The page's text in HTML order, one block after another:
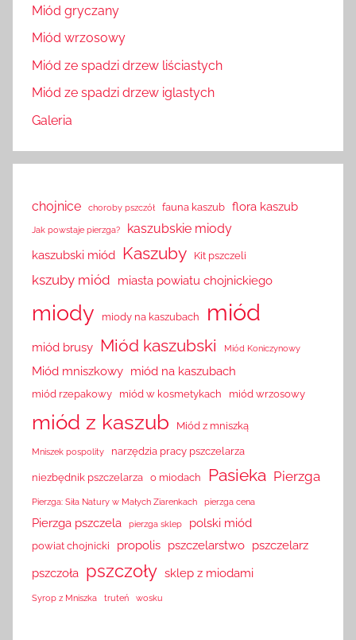
Miód gryczany
Miód wrzosowy
Miód ze spadzi drzew liściastych
Miód ze spadzi drzew iglastych
Galeria
chojnice choroby pszczół fauna kaszub flora kaszub
Jak powstaje pierzga? kaszubskie miody
kaszubski miód Kaszuby Kit pszczeli
kszuby miód miasta powiatu chojnickiego
miody miody na kaszubach miód
miód brusy Miód kaszubski Miód Koniczynowy
Miód mniszkowy miód na kaszubach
miód rzepakowy miód w kosmetykach miód wrzosowy
miód z kaszub Miód z mniszką
Mniszek pospolity narzędzia pracy pszczelarza
niezbędnik pszczelarza o miodach Pasieka Pierzga
Pierzga: Siła Natury w Małych Ziarenkach pierzga cena
Pierzga pszczela pierzga sklep polski miód
powiat chojnicki propolis pszczelarstwo pszczelarz
pszczoła pszczoły sklep z miodami
Syrop z Mniszka truteń wosku